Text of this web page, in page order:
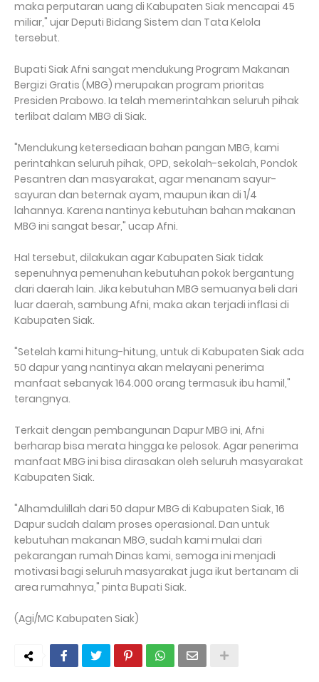
maka perputaran uang di Kabupaten Siak mencapai 45
miliar," ujar Deputi Bidang Sistem dan Tata Kelola
tersebut.
Bupati Siak Afni sangat mendukung Program Makanan
Bergizi Gratis (MBG) merupakan program prioritas
Presiden Prabowo. Ia telah memerintahkan seluruh pihak
terlibat dalam MBG di Siak.
"Mendukung ketersediaan bahan pangan MBG, kami
perintahkan seluruh pihak, OPD, sekolah-sekolah, Pondok
Pesantren dan masyarakat, agar menanam sayur-
sayuran dan beternak ayam, maupun ikan di 1/4
lahannya. Karena nantinya kebutuhan bahan makanan
MBG ini sangat besar," ucap Afni.
Hal tersebut, dilakukan agar Kabupaten Siak tidak
sepenuhnya pemenuhan kebutuhan pokok bergantung
dari daerah lain. Jika kebutuhan MBG semuanya beli dari
luar daerah, sambung Afni, maka akan terjadi inflasi di
Kabupaten Siak.
"Setelah kami hitung-hitung, untuk di Kabupaten Siak ada
50 dapur yang nantinya akan melayani penerima
manfaat sebanyak 164.000 orang termasuk ibu hamil,"
terangnya.
Terkait dengan pembangunan Dapur MBG ini, Afni
berharap bisa merata hingga ke pelosok. Agar penerima
manfaat MBG ini bisa dirasakan oleh seluruh masyarakat
Kabupaten Siak.
"Alhamdulillah dari 50 dapur MBG di Kabupaten Siak, 16
Dapur sudah dalam proses operasional. Dan untuk
kebutuhan makanan MBG, sudah kami mulai dari
pekarangan rumah Dinas kami, semoga ini menjadi
motivasi bagi seluruh masyarakat juga ikut bertanam di
area rumahnya," pinta Bupati Siak.
(Agi/MC Kabupaten Siak)